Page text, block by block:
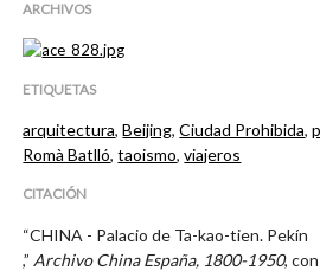
ARCHIVOS
ETIQUETAS
arquitectura,Beijing,Ciudad Prohibida,
Romà Batlló,taoismo,viajeros
CITACIÓN
“CHINA - Palacio de Ta-kao-tien. Pekín
,” Archivo China España, 1800-1950,